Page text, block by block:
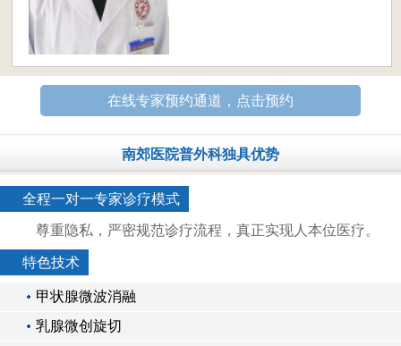
在线专家预约通道，点击预约
南郊医院普外科独具优势
全程一对一专家诊疗模式
尊重隐私，严密规范诊疗流程，真正实现人本位医疗。
特色技术
甲状腺微波消融
乳腺微创旋切